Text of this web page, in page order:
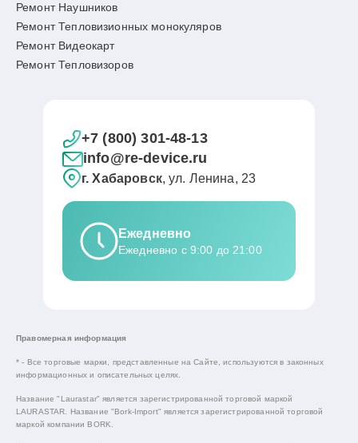
Ремонт Наушников
Ремонт Тепловизионных монокуляров
Ремонт Видеокарт
Ремонт Тепловизоров
+7 (800) 301-48-13
info@re-device.ru
г. Хабаровск, ул. Ленина, 23
Ежедневно
Ежедневно с 9:00 до 21:00
Правомерная информация
* - Все торговые марки, представленные на Сайте, используются в законных
информационных и описательных целях.
Название "Laurastar" является зарегистрированной торговой маркой
LAURASTAR. Название "Bork-Import" является зарегистрированной торговой
маркой компании BORK.